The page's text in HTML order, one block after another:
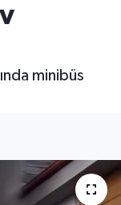
minibüs